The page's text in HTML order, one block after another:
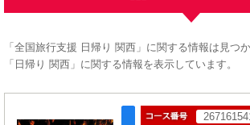
「全国旅行支援 日帰り 関西」に関する情報は見つ
「日帰り 関西」に関する情報を表示しています。